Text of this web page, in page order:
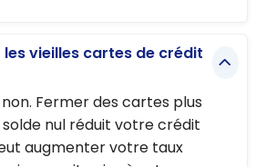
vieilles cartes de crédit
Fermer des cartes plus
nul réduit votre crédit
augmenter votre taux